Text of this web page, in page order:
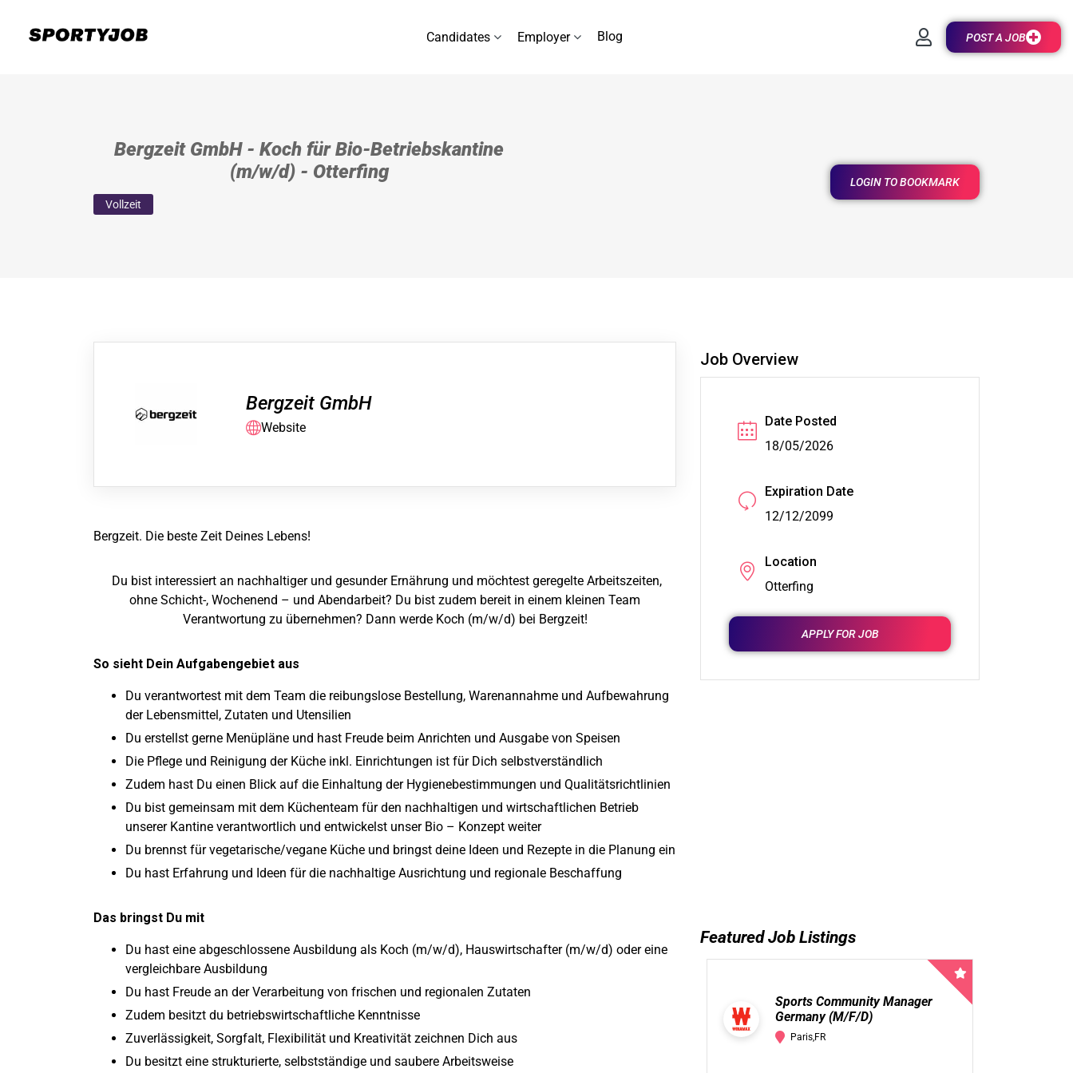
Candidates Employer Blog POST A JOB
Bergzeit GmbH - Koch für Bio-Betriebskantine
(m/w/d) - Otterfing
Vollzeit
LOGIN TO BOOKMARK
Bergzeit GmbH
Website
Bergzeit. Die beste Zeit Deines Lebens!
Du bist interessiert an nachhaltiger und gesunder Ernährung und möchtest geregelte Arbeitszeiten,
ohne Schicht-, Wochenend – und Abendarbeit? Du bist zudem bereit in einem kleinen Team
Verantwortung zu übernehmen? Dann werde Koch (m/w/d) bei Bergzeit!
So sieht Dein Aufgabengebiet aus
Du verantwortest mit dem Team die reibungslose Bestellung, Warenannahme und Aufbewahrung
der Lebensmittel, Zutaten und Utensilien
Du erstellst gerne Menüpläne und hast Freude beim Anrichten und Ausgabe von Speisen
Die Pflege und Reinigung der Küche inkl. Einrichtungen ist für Dich selbstverständlich
Zudem hast Du einen Blick auf die Einhaltung der Hygienebestimmungen und Qualitätsrichtlinien
Du bist gemeinsam mit dem Küchenteam für den nachhaltigen und wirtschaftlichen Betrieb
unserer Kantine verantwortlich und entwickelst unser Bio – Konzept weiter
Du brennst für vegetarische/vegane Küche und bringst deine Ideen und Rezepte in die Planung ein
Du hast Erfahrung und Ideen für die nachhaltige Ausrichtung und regionale Beschaffung
Das bringst Du mit
Du hast eine abgeschlossene Ausbildung als Koch (m/w/d), Hauswirtschafter (m/w/d) oder eine
vergleichbare Ausbildung
Du hast Freude an der Verarbeitung von frischen und regionalen Zutaten
Zudem besitzt du betriebswirtschaftliche Kenntnisse
Zuverlässigkeit, Sorgfalt, Flexibilität und Kreativität zeichnen Dich aus
Du besitzt eine strukturierte, selbstständige und saubere Arbeits­weise
Job Overview
Date Posted
18/05/2026
Expiration Date
12/12/2099
Location
Otterfing
APPLY FOR JOB
Featured Job Listings
Sports Community Manager
Germany (M/F/D)
Paris,FR